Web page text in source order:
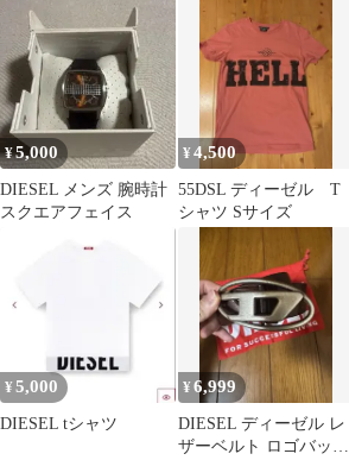
¥5,000
DIESEL メンズ 腕時計
スクエアフェイス
¥4,500
55DSL ディーゼル T
シャツ Sサイズ
¥ 5,000
DIESEL tシャツ
¥6,999
DIESEL ディーゼル レ
ザーベルト ロゴバック